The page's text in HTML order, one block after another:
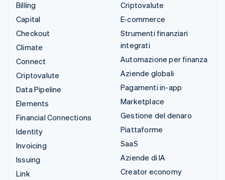
Billing
Capital
Checkout
Climate
Connect
Criptovalute
Data Pipeline
Elements
Financial Connections
Identity
Invoicing
Issuing
Link
Criptovalute
E-commerce
Strumenti finanziari
integrati
Automazione per finanza
Aziende globali
Pagamenti in-app
Marketplace
Gestione del denaro
Piattaforme
SaaS
Aziende di IA
Creator economy